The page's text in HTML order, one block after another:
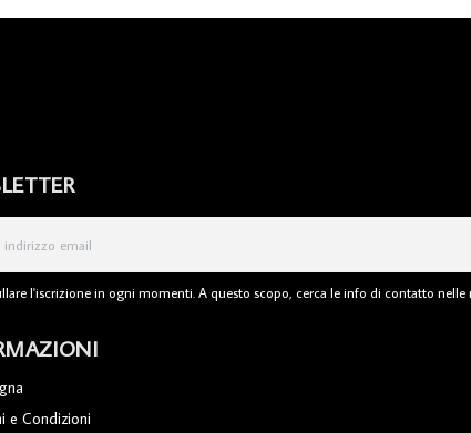
l'iscrizione in ogni momenti. A questo scopo, cerca le info di contatto nelle
e Condizioni